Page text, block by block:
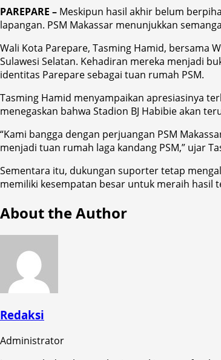
PAREPARE – Meskipun hasil akhir belum
lapangan. PSM Makassar menunjukkan
Wali Kota Parepare, Tasming Hamid, bersama
Sulawesi Selatan. Kehadiran mereka menjadi
identitas Parepare sebagai tuan rumah PSM.
Tasming Hamid menyampaikan apresiasinya
menegaskan bahwa Stadion BJ Habibie akan
“Kami bangga dengan perjuangan PSM
menjadi tuan rumah laga kandang PSM,” ujar
Sementara itu, dukungan suporter tetap
memiliki kesempatan besar untuk meraih hasil
About the Author
Redaksi
Administrator